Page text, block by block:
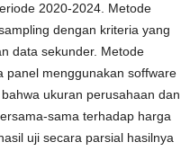
2020-2024. Metode
dengan kriteria yang
data sekunder. Metode
panel menggunakan soffware
ukuran perusahaan dan
sama terhadap harga
uji secara parsial hasilnya